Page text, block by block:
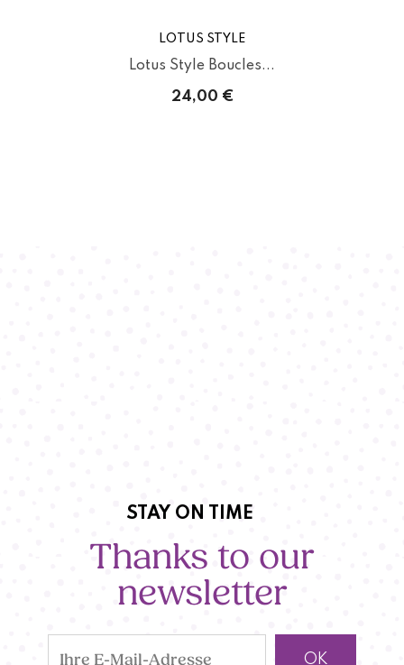
LOTUS STYLE
Lotus Style Boucles...
24,00 €
STAY ON TIME
Thanks to our
newsletter